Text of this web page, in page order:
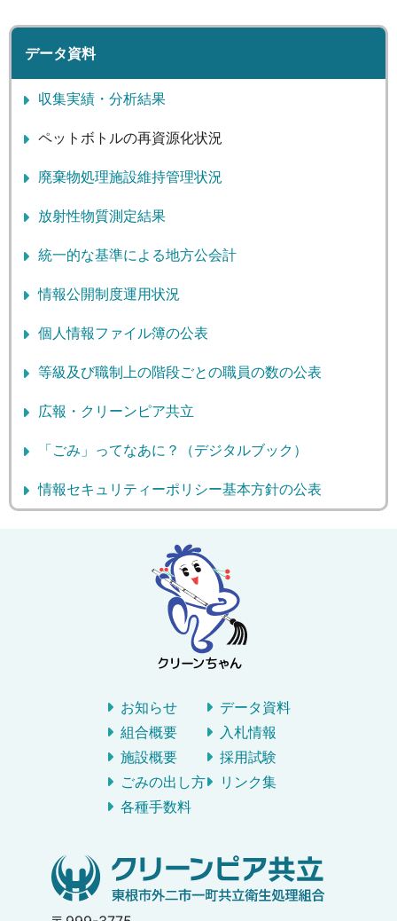
データ資料
収集実績・分析結果
ペットボトルの再資源化状況
廃棄物処理施設維持管理状況
放射性物質測定結果
統一的な基準による地方公会計
情報公開制度運用状況
個人情報ファイル簿の公表
等級及び職制上の階段ごとの職員の数の公表
広報・クリーンピア共立
「ごみ」ってなあに？（デジタルブック）
情報セキュリティーポリシー基本方針の公表
お知らせ
組合概要
施設概要
ごみの出し方
各種手数料
データ資料
入札情報
採用試験
リンク集